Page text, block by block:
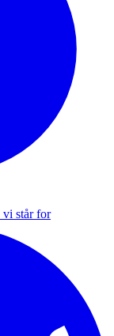
står for